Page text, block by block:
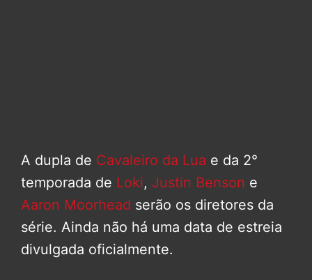
A dupla de Cavaleiro da Lua e da 2°
temporada de Loki, Justin Benson e
Aaron Moorhead serão os diretores da
série. Ainda não há uma data de estreia
divulgada oficialmente.